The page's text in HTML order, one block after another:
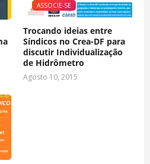
ASSOCIE-SE
Trocando ideias entre
Síndicos no Crea-DF para
discutir Individualização
de Hidrômetro
Agosto 10, 2015